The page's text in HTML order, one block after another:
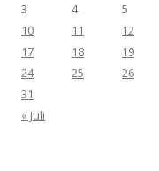
3
4 5
10
11 12
17
18 19
24
25 26
31
« Juli